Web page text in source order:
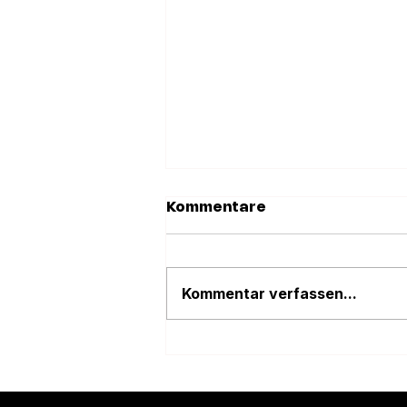
Umsetzung für nur 45 €
Kommentare
Kommentar verfassen...